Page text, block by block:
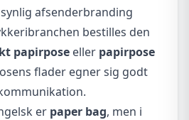
afsenderbranding
bestilles den
papirpose eller papirpose
flader egner sig godt
er paper bag, men i